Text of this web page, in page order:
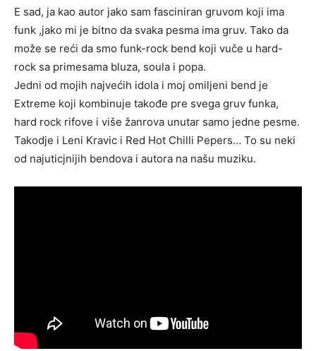
E sad, ja kao autor jako sam fasciniran gruvom koji ima
funk ,jako mi je bitno da svaka pesma ima gruv. Tako da
može se reći da smo funk-rock bend koji vuče u hard-
rock sa primesama bluza, soula i popa.
Jedni od mojih najvećih idola i moj omiljeni bend je
Extreme koji kombinuje takođe pre svega gruv funka,
hard rock rifove i više žanrova unutar samo jedne pesme.
Takodje i Leni Kravic i Red Hot Chilli Pepers… To su neki
od najuticjnijih bendova i autora na našu muziku.